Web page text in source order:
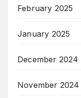
February 2025
January 2025
December 2024
November 2024